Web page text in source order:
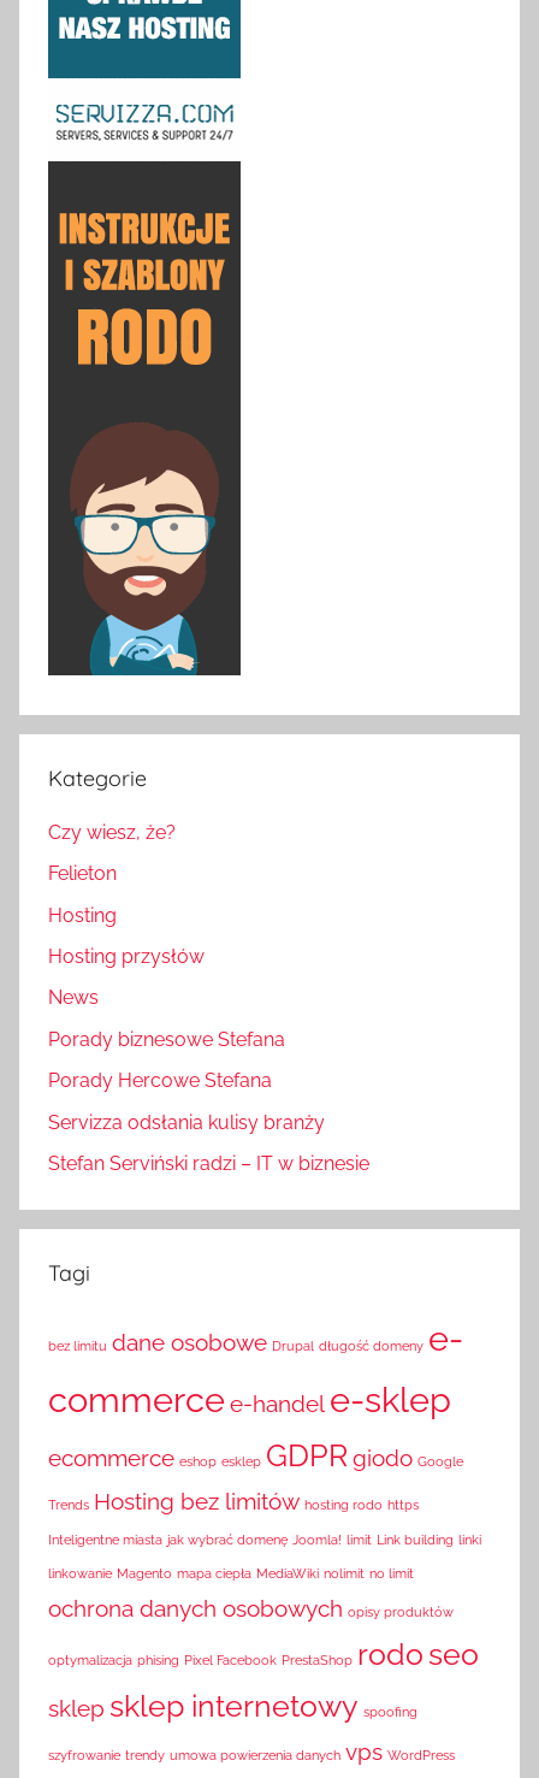
Kategorie
Czy wiesz, że?
Felieton
Hosting
Hosting przysłów
News
Porady biznesowe Stefana
Porady Hercowe Stefana
Servizza odsłania kulisy branży
Stefan Serviński radzi – IT w biznesie
Tagi
bez limitu dane osobowe Drupal długość domeny e-
commercee-handel e-sklep
ecommerce eshop esklep GDPRgiodo Google
Trends Hosting bez limitów hosting rodo https
Inteligentne miasta jak wybrać domenę Joomla! limit Link building linki
linkowanie Magento mapa ciepła MediaWiki nolimit no limit
ochrona danych osobowych opisy produktów
optymalizacja phising Pixel Facebook PrestaShop rodo seo
sklep sklep internetowy spoofing
szyfrowanie trendy umowa powierzenia danych vps WordPress